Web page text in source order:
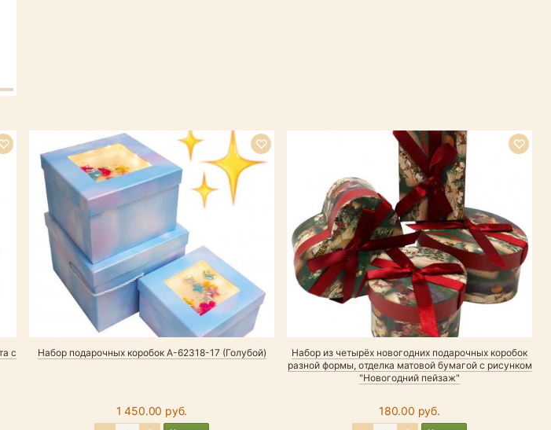
с
Набор подарочных коробок А-62318-17 (Голубой)
1 450.00 руб.
Набор из четырёх новогодних подарочных коробок
разной формы, отделка матовой бумагой с рисунком
"Новогодний пейзаж"
180.00 руб.